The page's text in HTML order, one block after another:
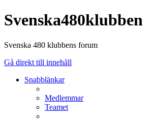
Svenska480klubben
Svenska 480 klubbens forum
Gå direkt till innehåll
Snabblänkar
Medlemmar
Teamet